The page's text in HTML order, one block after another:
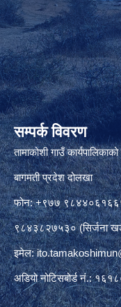
सम्पर्क विवरण
तामाकोशी गाउँ
बागमती प्रदेश दोलखा
फोन: +९७७ ९८४४०६१६६५
९८४३८२७५३० (सिर्जना
इमेल:
अडियो नोटिसबोर्ड नं.: